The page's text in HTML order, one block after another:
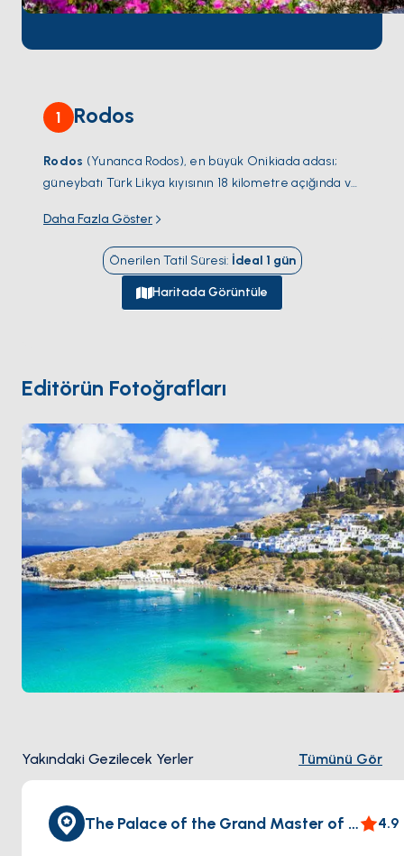
1 Rodos
Rodos (Yunanca Rodos), en büyük Onikiada adası;
güneybatı Türk Likya kıyısının 18 kilometre açığında ve
yaklaşık 115.000 sakini olan 1.401 kilometrekarelik bir
ada ve kuzey ucundaki başkent Rodos Town'da bir
charter üssü. Kasaba 1309-1522 arasıAziz Yuhanna
Hospitaller Şövalyeleritarafından Akka'nın
düşüşünden sonra adayı ikinci üsleri olarak aldıktan
kasabası (4 kilometre surlar, 11 kapı, hâlâ işgal edilen
200'den fazla Gotik saray); 1988'de UNESCO Dünya
Mirası Alanı olarak yazıldı. Tarihi derin su yat limanı
doğrudan ortaçağ surlarının dışındaki
Mandraki;
Rodos Heykeli'nin (Yedi Harikadan biri, MÖ 226'da
çöktü) efsanevi konumunu işaretleyen iki bronz geyik
heykeli tarafından korunan Roma dönemi liman duvarı
boyunca kıçtan kara bağlamalı. Günlük yelken
hedefleriLindos'u (akropol köyü 50 kilometre güney)
veSymiadasını (45 kilometre kuzey) içeriyor. Sezon
Nisan ile Ekimarası açık.
Daha Fazla Göster
Önerilen Tatil Süresi: İdeal 1 gün
Haritada Görüntüle
Editörün Fotoğrafları
Yakındaki Gezilecek Yerler Tümünü Gör
The Palace of the Grand Master of the Knights of Rhodes 4.9